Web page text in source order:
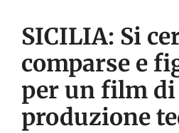
SICILIA: Si
comparse e
per un film di
produzione